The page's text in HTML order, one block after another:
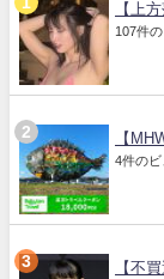
【上
107件
【
4件のビ
【不